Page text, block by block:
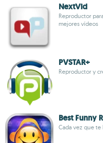
NextVid
Reproductor
mejores vídeos
PVSTAR+
Reproductor y
Best Funny
Cada vez que te